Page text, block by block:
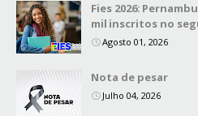
Fies 2026:
mil inscritos no
Agosto 01, 2026
Nota de pesar
Julho 04, 2026